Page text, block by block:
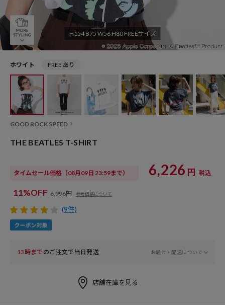
H154 B75 W56 H80 FREEサイズ
ホワイト FREE あり
GOOD ROCK SPEED
THE BEATLES T-SHIRT
タイムセール価格 （08月09日 23:59まで） 6,226 円 税込
11%OFF 6,996円 参考価格について
(9件)
13時まで のご注文で当日発送 お届け・配送について
店舗在庫を見る